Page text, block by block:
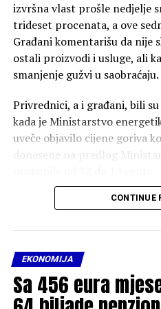
izvršna vlast prošle nedjelje
trideset procenata, a ove
Građani komentarišu da nije
ostali proizvodi i usluge, ali
smanjenje gužvi u saobraćaju.
Privrednici, a i građani, bili
kada je Ministarstvo
uveče objavilo cijene goriva
donesene na predlog
Da su tu informaciju imali na
je bio slučaj sedam dana
pumpama nakon informacije
centi.
Zbog toga, iz Udruženja
CONTINUE
EKONOMIJA
Sa 456 eura